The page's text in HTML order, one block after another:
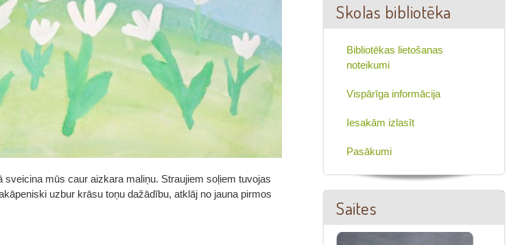
Skolas bibliotēka
Bibliotēkas lietošanas
noteikumi
Vispārīga informācija
Iesakām izlasīt
Pasākumi
Saites
mūs caur aizkara maliņu. Straujiem soļiem tuvojas
uzbur krāsu toņu dažādību, atklāj no jauna pirmos